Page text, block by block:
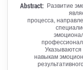
Abstract: Развитие
процесса,
навыкам